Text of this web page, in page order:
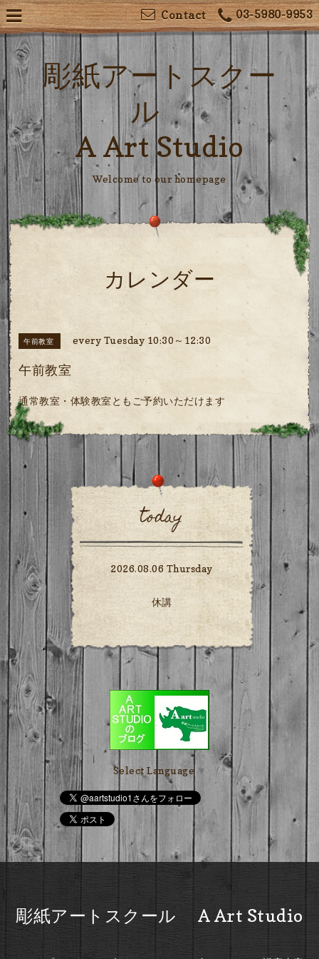
03-5980-9953
Contact
彫紙アートスクー
ル
A Art Studio
Welcome to our homepage
カレンダー
午前教室 every Tuesday 10:30～12:30
午前教室
通常教室・体験教室ともご予約いただけます
today
2026.08.06 Thursday
休講
Select Language ▼
彫紙アートスクール A Art Studio